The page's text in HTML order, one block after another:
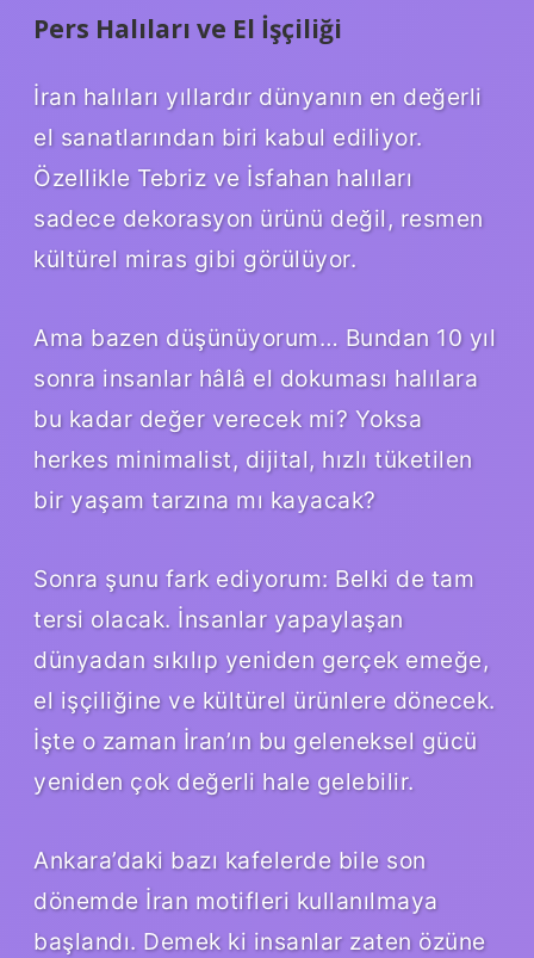
Pers Halıları ve El İşçiliği
İran halıları yıllardır dünyanın en değerli
el sanatlarından biri kabul ediliyor.
Özellikle Tebriz ve İsfahan halıları
sadece dekorasyon ürünü değil, resmen
kültürel miras gibi görülüyor.
Ama bazen düşünüyorum… Bundan 10 yıl
sonra insanlar hâlâ el dokuması halılara
bu kadar değer verecek mi? Yoksa
herkes minimalist, dijital, hızlı tüketilen
bir yaşam tarzına mı kayacak?
Sonra şunu fark ediyorum: Belki de tam
tersi olacak. İnsanlar yapaylaşan
dünyadan sıkılıp yeniden gerçek emeğe,
el işçiliğine ve kültürel ürünlere dönecek.
İşte o zaman İran’ın bu geleneksel gücü
yeniden çok değerli hale gelebilir.
Ankara’daki bazı kafelerde bile son
dönemde İran motifleri kullanılmaya
başlandı. Demek ki insanlar zaten özüne